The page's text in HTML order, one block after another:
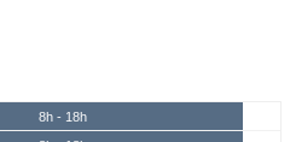
8h - 18h